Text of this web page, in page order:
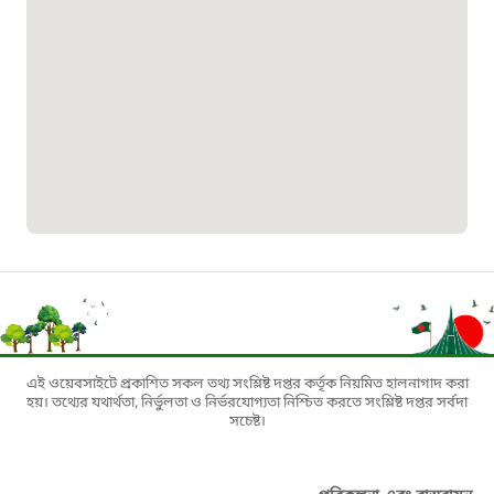
১৬৪৪৫
পাসপোর্ট বাতায়ন হটলাইন
১৬১৭১
এই ওয়েবসাইটে প্রকাশিত সকল তথ্য সংশ্লিষ্ট দপ্তর কর্তৃক নিয়মিত হালনাগাদ করা
হয়। তথ্যের যথার্থতা, নির্ভুলতা ও নির্ভরযোগ্যতা নিশ্চিত করতে সংশ্লিষ্ট দপ্তর সর্বদা
সচেষ্ট।